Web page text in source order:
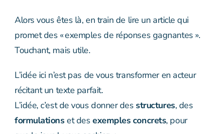
Alors vous êtes là, en train de lire un article qui
promet des « exemples de réponses gagnantes ».
Touchant, mais utile.
L’idée ici n’est pas de vous transformer en acteur
récitant un texte parfait.
L’idée, c’est de vous donner des structures, des
formulationset des exemples concrets, pour